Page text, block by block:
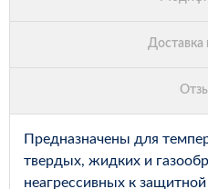
Предназначены для
твердых, жидких и
неагрессивных к